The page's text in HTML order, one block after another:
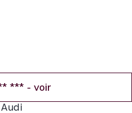
048 *** *** - voir
Audi